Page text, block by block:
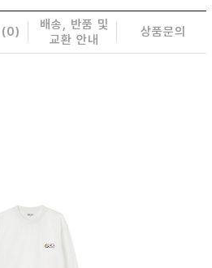
0)
배송, 반품 및
교환 안내
상품문의